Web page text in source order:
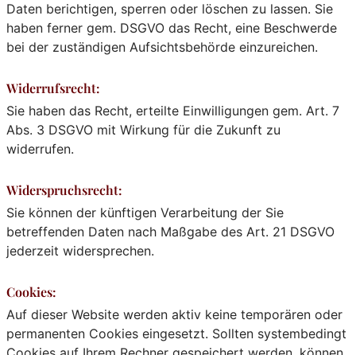
Daten berichtigen, sperren oder löschen zu lassen. Sie
haben ferner gem. DSGVO das Recht, eine Beschwerde
bei der zuständigen Aufsichtsbehörde einzureichen.
Widerrufsrecht:
Sie haben das Recht, erteilte Einwilligungen gem. Art. 7
Abs. 3 DSGVO mit Wirkung für die Zukunft zu
widerrufen.
Widerspruchsrecht:
Sie können der künftigen Verarbeitung der Sie
betreffenden Daten nach Maßgabe des Art. 21 DSGVO
jederzeit widersprechen.
Cookies:
Auf dieser Website werden aktiv keine temporären oder
permanenten Cookies eingesetzt. Sollten systembedingt